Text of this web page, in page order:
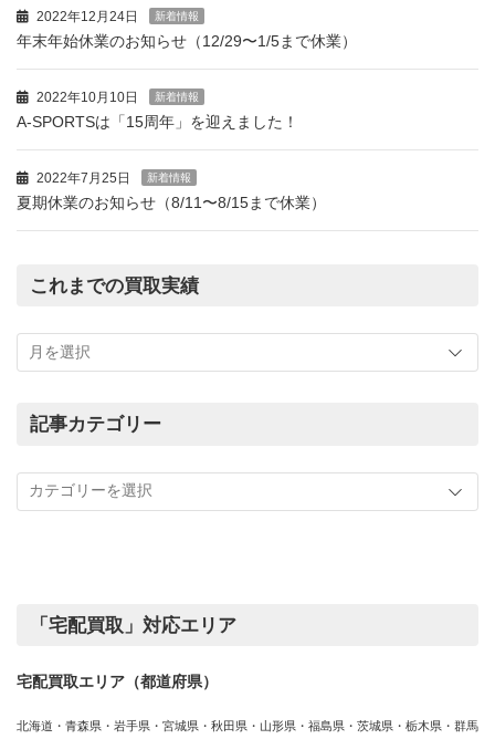
2022年12月24日 新着情報
年末年始休業のお知らせ（12/29〜1/5まで休業）
2022年10月10日 新着情報
A-SPORTSは「15周年」を迎えました！
2022年7月25日 新着情報
夏期休業のお知らせ（8/11〜8/15まで休業）
これまでの買取実績
ま
の
績
記事カテゴリー
カ
「宅配買取」対応エリア
宅配買取エリア（都道府県）
北海道・青森県・岩手県・宮城県・秋田県・山形県・福島県・茨城県・栃木県・群馬